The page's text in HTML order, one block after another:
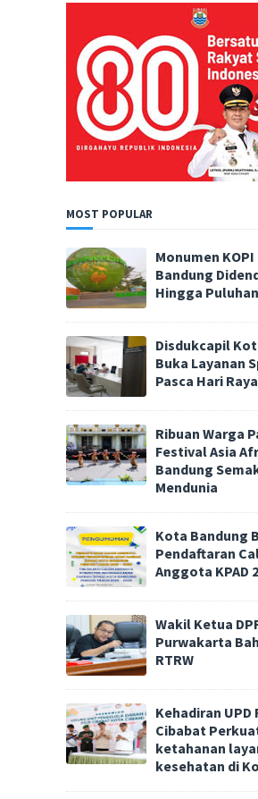
MOST POPULAR
Monumen
Bandung
Hingga
Disdukcapil
Buka Layanan
Pasca Hari Raya
Ribuan Warga
Festival Asia
Bandung
Mendunia
Kota Bandung
Pendaftaran
Anggota KPAD
Wakil Ketua
Purwakarta
RTRW
Kehadiran UPD
Cibabat
ketahanan
kesehatan di